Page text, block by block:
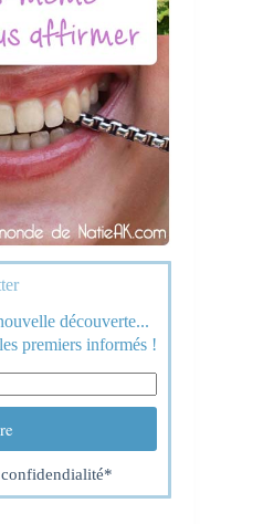
découverte...
premiers informés !
*